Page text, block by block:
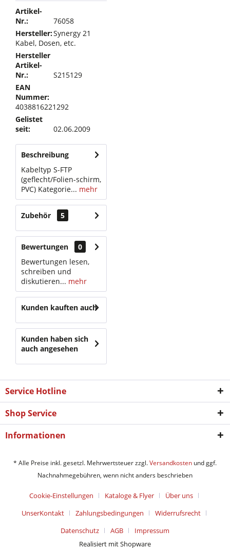
Artikel-
Nr.:
76058
Hersteller:Synergy 21
Kabel, Dosen, etc.
Hersteller
Artikel-
Nr.:
S215129
EAN
Nummer:
4038816221292
Gelistet
seit:
02.06.2009
Beschreibung
Kabeltyp S-FTP
(geflecht/Folien-schirm,
PVC) Kategorie... mehr
Zubehör 5
Bewertungen
0
Bewertungen lesen,
schreiben und
diskutieren... mehr
Kunden kauften auch
Kunden haben sich
auch angesehen
Service Hotline
Shop Service
Informationen
* Alle Preise inkl. gesetzl. Mehrwertsteuer zzgl.Versandkosten und ggf.
Nachnahmegebühren, wenn nicht anders beschrieben
Cookie-Einstellungen Kataloge & Flyer
Über uns
UnserKontakt
Zahlungsbedingungen
Widerrufsrecht
Datenschutz
AGB
Impressum
Realisiert mit Shopware